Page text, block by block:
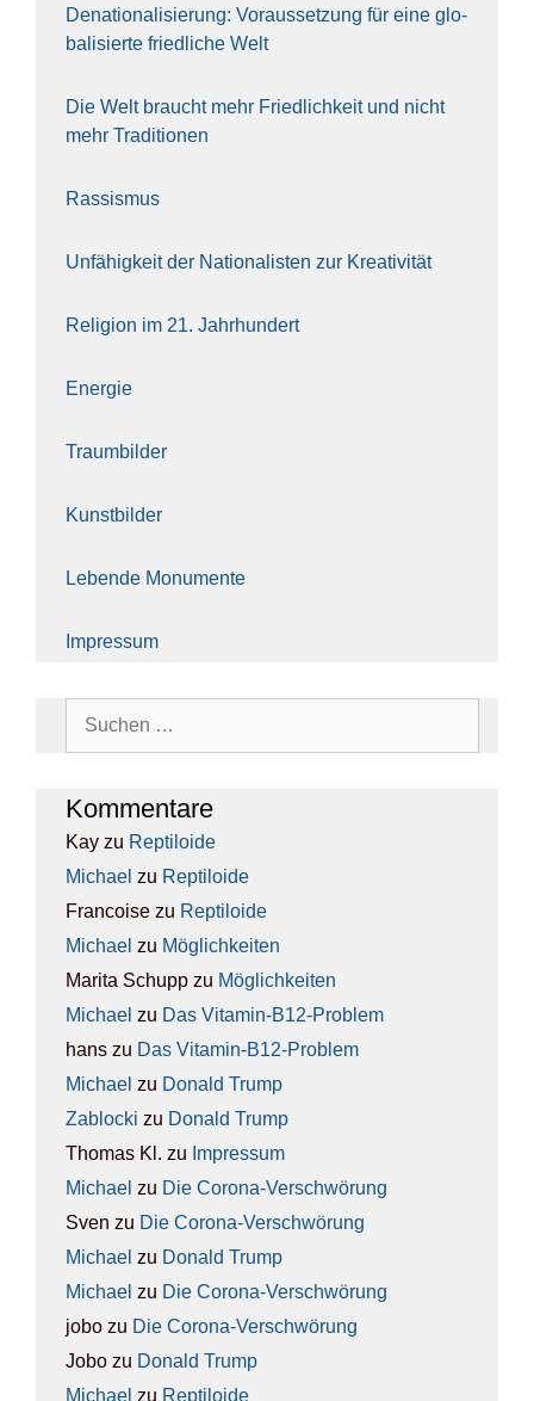
Dena­tio­na­li­sie­rung: Vor­aus­set­zung für eine glo­
ba­li­sier­te fried­li­che Welt
Die Welt braucht mehr Fried­lich­keit und nicht
mehr Tra­di­tio­nen
Ras­sis­mus
Unfä­hig­keit der Natio­na­lis­ten zur Krea­ti­vi­tät
Reli­gi­on im 21. Jahr­hun­dert
Ener­gie
Traum­bil­der
Kunst­bil­der
Leben­de Monu­men­te
Impres­sum
Kom­men­ta­re
Kay zu Rep­ti­lo­ide
Michael zu Rep­ti­lo­ide
Francoise zu Rep­ti­lo­ide
Michael zu Mög­lich­kei­ten
Marita Schupp zu Mög­lich­kei­ten
Michael zu Das Vit­amin-B12-Pro­blem
hans zu Das Vit­amin-B12-Pro­blem
Michael zu Donald Trump
Zablocki zu Donald Trump
Thomas Kl. zu Impres­sum
Michael zu Die Coro­na-Ver­schwö­rung
Sven zu Die Coro­na-Ver­schwö­rung
Michael zu Donald Trump
Michael zu Die Coro­na-Ver­schwö­rung
jobo zu Die Coro­na-Ver­schwö­rung
Jobo zu Donald Trump
Michael zu Rep­ti­lo­ide